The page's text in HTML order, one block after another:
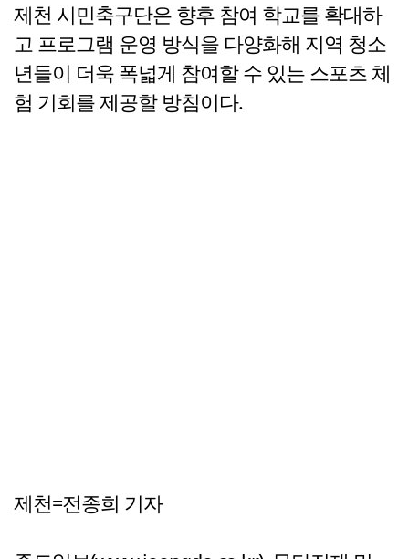
제천 시민축구단은 향후 참여 학교를 확대하
고 프로그램 운영 방식을 다양화해 지역 청소
년들이 더욱 폭넓게 참여할 수 있는 스포츠 체
험 기회를 제공할 방침이다.
제천=전종희 기자